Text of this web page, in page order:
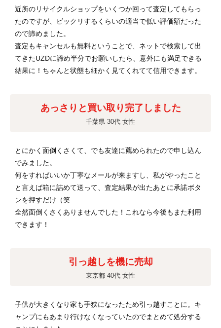
近所のリサイクルショップをいくつか回って査定してもらっ
たのですが、ビックリするくらいの適当で低い評価額だった
ので諦めました。
査定もキャンセルも無料ということで、ネットで検索して出
てきたUZDに諦め半分でお願いしたら、意外にも満足できる
結果に！ちゃんと状態も細かく見てくれてて信用できます。
あっさりと買い取り完了しました
千葉県 30代 女性
とにかく面倒くさくて、でも友達に薦められたので申し込ん
でみました。
何をすればいいか丁寧なメールが来ますし、私がやったこと
と言えば箱に詰めて送って、査定結果が出たあとに承諾ボタ
ンを押すだけ（笑
全然面倒くさくありませんでした！これなら今後もまた利用
できます！
引っ越しを機に売却
東京都 40代 女性
子供が大きくなり家も手狭になったため引っ越すことに。キ
ャンプにもあまり行けなくなっていたのでまとめて処分する